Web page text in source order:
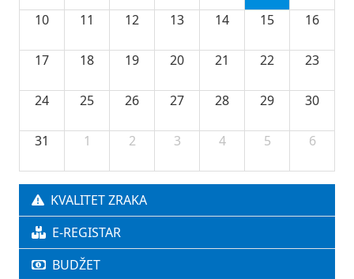
10 11 12 13 14 15 16
17 18 19 20 21 22 23
24 25 26 27 28 29 30
31 1 2 3 4 5 6
KVALITET ZRAKA
E-REGISTAR
BUDŽET